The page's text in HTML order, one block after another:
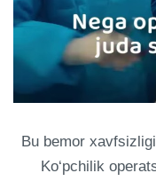
Bu bemor
Ko‘pchilik